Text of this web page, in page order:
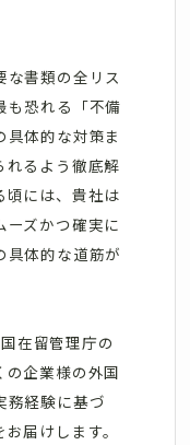
書類の全リス
も恐れる「不備
体的な対策ま
れるよう徹底解
頃には、貴社は
ズかつ確実に
具体的な道筋が
在留管理庁の
の企業様の外国
務経験に基づ
届けします。